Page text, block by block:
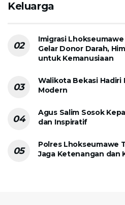
Keluarga
Imigrasi
Gelar Donor Darah,
untuk Kemanusiaan
Walikota Bekasi Hadiri
Modern
Agus Salim Sosok
dan Inspiratif
Polres Lhokseumawe
Jaga Ketenangan dan